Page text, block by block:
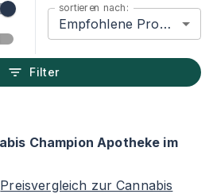
sortieren nach:
Empfohlene Produkte
Filter
Champion Apotheke im
Preisvergleich zur Cannabis